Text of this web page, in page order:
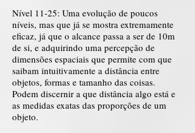
Nível 11-25: Uma evolução de poucos
níveis, mas que já se mostra extremamente
eficaz, já que o alcance passa a ser de 10m
de si, e adquirindo uma percepção de
dimensões espaciais que permite com que
saibam intuitivamente a distância entre
objetos, formas e tamanho das coisas.
Podem discernir a que distância algo está e
as medidas exatas das proporções de um
objeto.